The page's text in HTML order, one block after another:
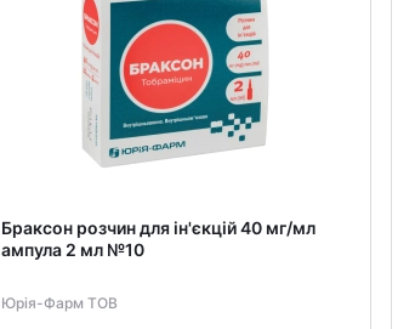
Браксон розчин для ін'єкцій 40 мг/мл
ампула 2 мл №10
Юрія-Фарм ТОВ